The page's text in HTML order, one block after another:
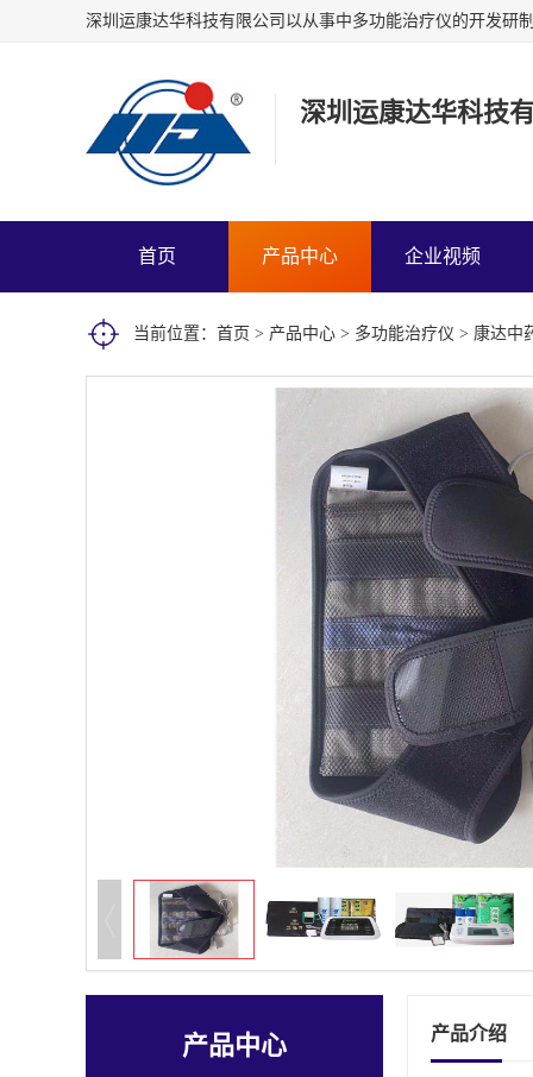
深圳运康达华科技
首页 产品中心 企业视频
当前位置： 首页 > 产品中心 > 多功能治疗仪 > 康达中
产品中心 产品介绍